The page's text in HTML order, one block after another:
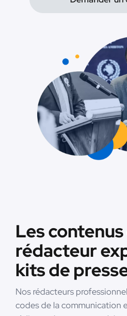
Les
rédacteur
kits de
Nos rédacteurs
codes de la communication